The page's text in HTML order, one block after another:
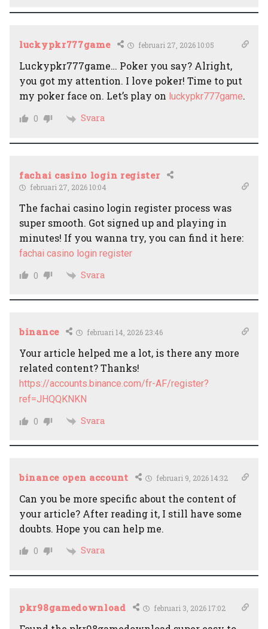
luckypkr777game februari 27, 2026 10:05
Luckypkr777game… Poker you say? Alright,
you got my attention. I love poker! Time to put
my poker face on. Let’s play on luckypkr777game.
0 Svara
fachai casino login register
februari 27, 2026 10:04
The fachai casino login register process was
super smooth. Got signed up and playing in
minutes! If you wanna try, you can find it here:
fachai casino login register
0
Svara
binance februari 14, 2026 23:46
Your article helped me a lot, is there any more
related content? Thanks!
https://accounts.binance.com/fr-AF/register?
ref=JHQQKNKN
0
Svara
binance open account februari 9, 2026 14:32
Can you be more specific about the content of
your article? After reading it, I still have some
doubts. Hope you can help me.
0 Svara
pkr98gamedownload februari 3, 2026 17:02